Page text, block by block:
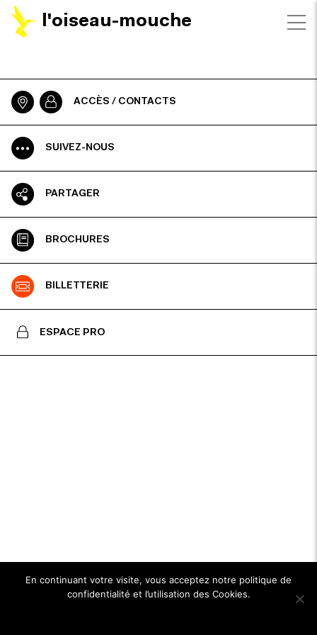
l'oiseau-mouche
ACCÈS / CONTACTS
SUIVEZ-NOUS
PARTAGER
BROCHURES
BILLETTERIE
ESPACE PRO
En continuant votre visite, vous acceptez notre politique de
confidentialité et l’utilisation des Cookies.